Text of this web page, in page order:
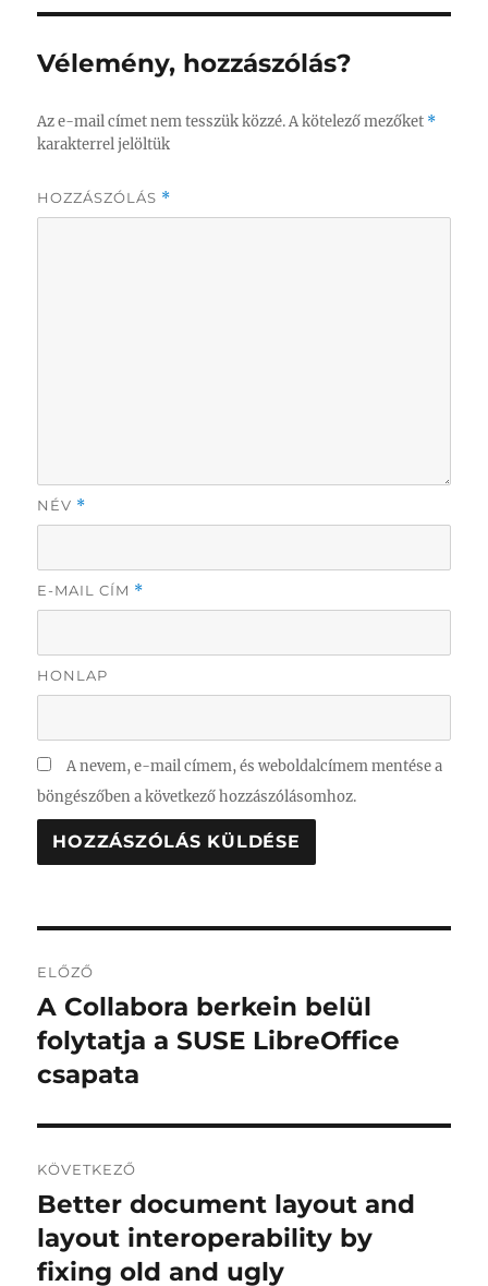
Vélemény, hozzászólás?
Az e-mail címet nem tesszük közzé. A kötelező mezőket *
karakterrel jelöltük
HOZZÁSZÓLÁS *
NÉV *
E-MAIL CÍM *
HONLAP
A nevem, e-mail címem, és weboldalcímem mentése a
böngészőben a következő hozzászólásomhoz.
navigáció
ELŐZŐ
Korábbi
bejegyzés:
A Collabora berkein belül
folytatja a SUSE LibreOffice
csapata
KÖVETKEZŐ
Következő
bejegyzés:
Better document layout and
layout interoperability by
fixing old and ugly